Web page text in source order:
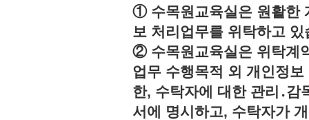
① 수목원교육실은 원활한
보 처리업무를 위탁하고
② 수목원교육실은 위탁계
업무 수행목적 외 개인정
한, 수탁자에 대한 관리․감
서에 명시하고, 수탁자가